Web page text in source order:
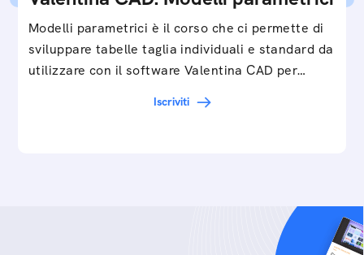
Modelli parametrici è il corso che ci permette di
sviluppare tabelle taglia individuali e standard da
utilizzare con il software Valentina CAD per…
Iscriviti